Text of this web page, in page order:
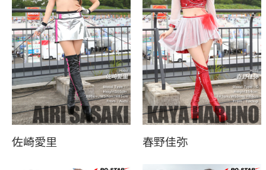
佐崎愛里 春野佳弥